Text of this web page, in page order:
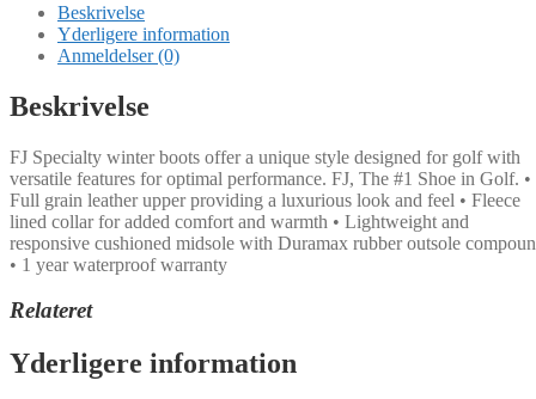
Beskrivelse
Yderligere information
Anmeldelser (0)
Beskrivelse
FJ Specialty winter boots offer a unique style designed for golf with
versatile features for optimal performance. FJ, The #1 Shoe in Golf. •
Full grain leather upper providing a luxurious look and feel • Fleece
lined collar for added comfort and warmth • Lightweight and
responsive cushioned midsole with Duramax rubber outsole
• 1 year waterproof warranty
Relateret
Yderligere information